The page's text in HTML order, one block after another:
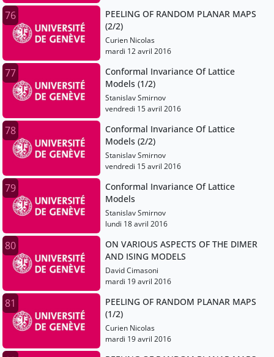
76
PEELING OF RANDOM PLANAR MAPS
(2/2)
Curien Nicolas
mardi 12 avril 2016
77
Conformal Invariance Of Lattice
Models (1/2)
Stanislav Smirnov
vendredi 15 avril 2016
78
Conformal Invariance Of Lattice
Models (2/2)
Stanislav Smirnov
vendredi 15 avril 2016
79
Conformal Invariance Of Lattice
Models
Stanislav Smirnov
lundi 18 avril 2016
80
ON VARIOUS ASPECTS OF THE DIMER
AND ISING MODELS
David Cimasoni
mardi 19 avril 2016
81
PEELING OF RANDOM PLANAR MAPS
(1/2)
Curien Nicolas
mardi 19 avril 2016